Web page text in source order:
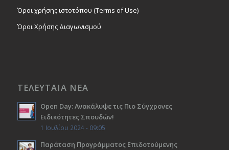
Όροι χρήσης ιστοτόπου (Terms of Use)
Όροι Χρήσης Διαγωνισμού
ΤΕΛΕΥΤΑΙΑ ΝΕΑ
Open Day: Ανακάλυψε τις Πιο Σύγχρονες
Ειδικότητες Σπουδών!
1 Ιουλίου 2024 - 09:05
Παράταση Προγράμματος Επιδοτούμενης